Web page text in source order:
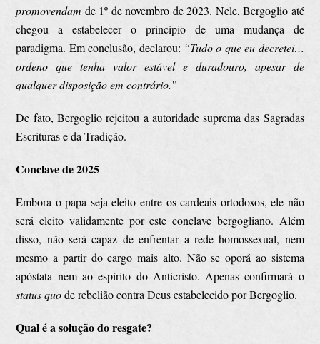
promovendam de 1º de novembro de 2023. Nele, Bergoglio até
chegou a estabelecer o princípio de uma mudança de
paradigma. Em conclusão, declarou: “Tudo o que eu decretei…
ordeno que tenha valor estável e duradouro, apesar de
qualquer disposição em contrário.”
De fato, Bergoglio rejeitou a autoridade suprema das Sagradas
Escrituras e da Tradição.
Conclave de 2025
Embora o papa seja eleito entre os cardeais ortodoxos, ele não
será eleito validamente por este conclave bergogliano. Além
disso, não será capaz de enfrentar a rede homossexual, nem
mesmo a partir do cargo mais alto. Não se oporá ao sistema
apóstata nem ao espírito do Anticristo. Apenas confirmará o
status quode rebelião contra Deus estabelecido por Bergoglio.
Qual é a solução do resgate?